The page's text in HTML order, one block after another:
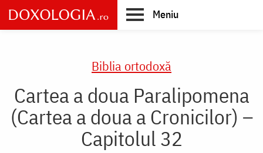
Skip
to
main
Meniu
Biblia ortodoxă
Cartea a doua Paralipomena
(Cartea a doua a Cronicilor) –
Capitolul 32